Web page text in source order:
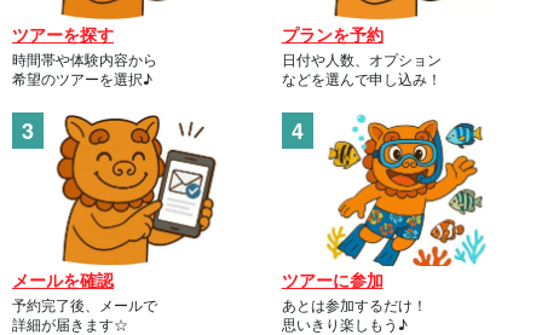
ツアーを探す
時間帯や体験内容から
希望のツアーを選択♪
プランを予約
日付や人数、オプション
などを選んで申し込み！
メールを確認
予約完了後、メールで
詳細が届きます☆
ツアーに参加
あとは参加するだけ！
思いきり楽しもう♪